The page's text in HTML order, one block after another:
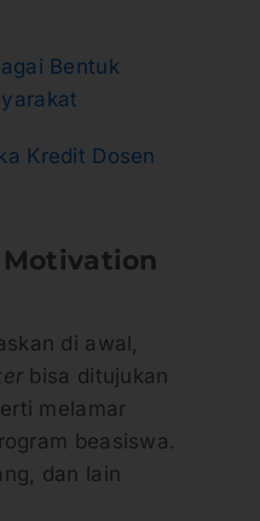
Bentuk
Kredit Dosen
di awal,
bisa ditujukan
melamar
beasiswa.
dan lain